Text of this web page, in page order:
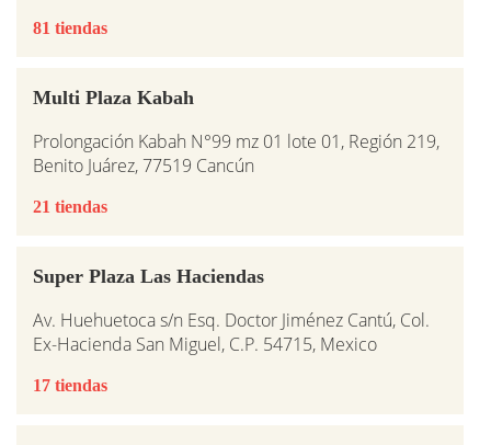
81 tiendas
Multi Plaza Kabah
Prolongación Kabah N°99 mz 01 lote 01, Región 219,
Benito Juárez, 77519 Cancún
21 tiendas
Super Plaza Las Haciendas
Av. Huehuetoca s/n Esq. Doctor Jiménez Cantú, Col.
Ex-Hacienda San Miguel, C.P. 54715, Mexico
17 tiendas